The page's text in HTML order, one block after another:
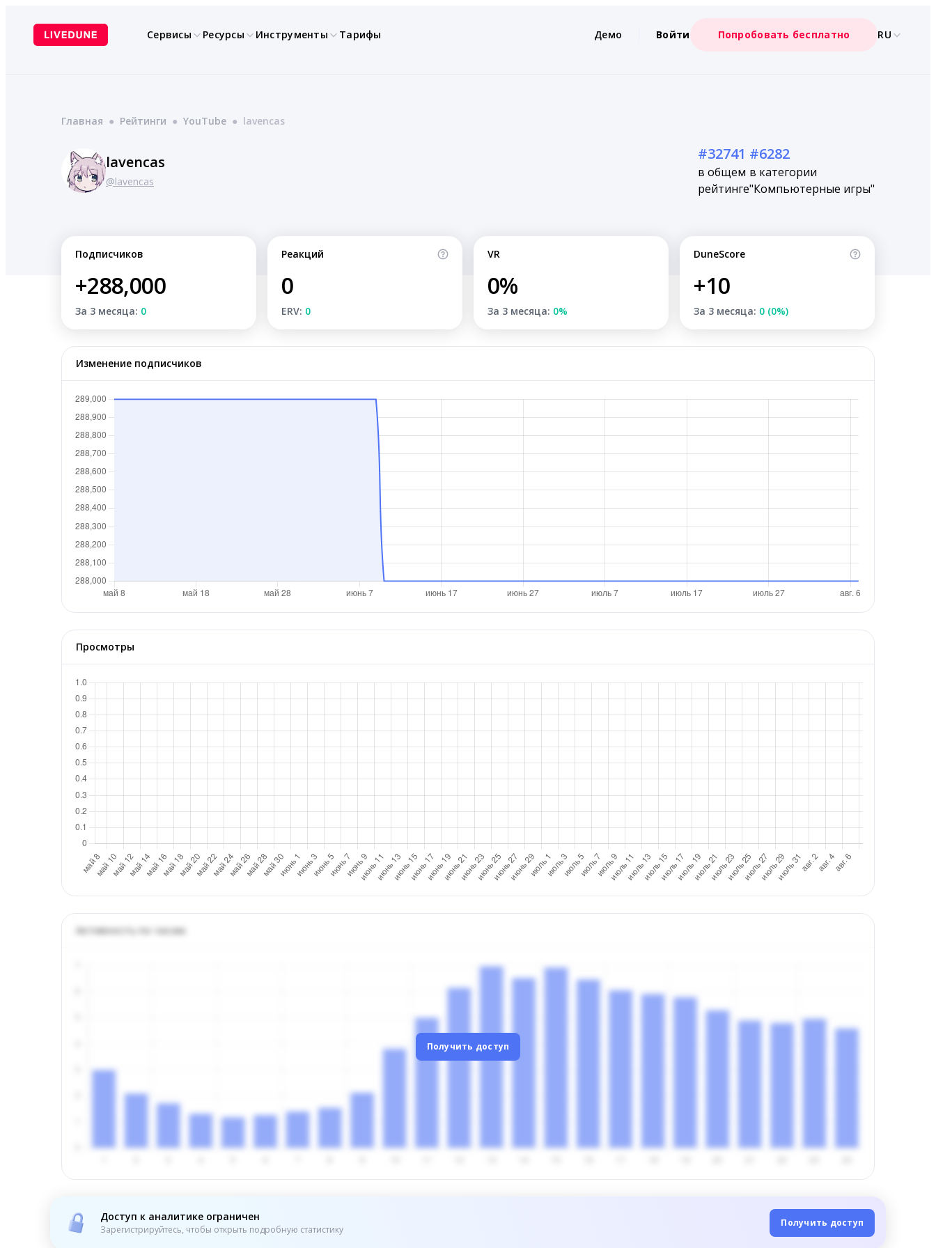
содержимому
Сервисы Ресурсы Инструменты Тарифы Демо Войти Попробовать бесплатно RU
Главная ● Рейтинги ● YouTube ● lavencas
lavencas
@lavencas
#32741
в общем
рейтинге
#6282
в категории
"Компьютерные игры"
Подписчиков
+288,000
За 3 месяца: 0
Реакций
0
ERV: 0
VR
0%
За 3 месяца: 0%
DuneScore
+10
За 3 месяца: 0 (0%)
Изменение подписчиков
Просмотры
Активность по часам
Получить доступ
Доступ к аналитике ограничен
Зарегистрируйтесь, чтобы открыть подробную статистику
Получить доступ